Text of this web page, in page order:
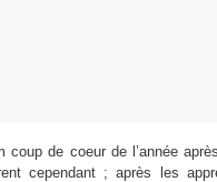
coup de coeur de l’année après
cependant ; après les